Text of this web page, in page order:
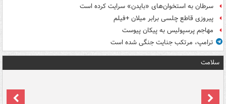
سرطان به استخوان‌های «بایدن» سرایت کرده است
پیروزی قاطع چلسی برابر میلان +فیلم
مهاجم پرسپولیس به پیکان پیوست
ترامپ، مرتکب جنایت جنگی شده است
سلامت